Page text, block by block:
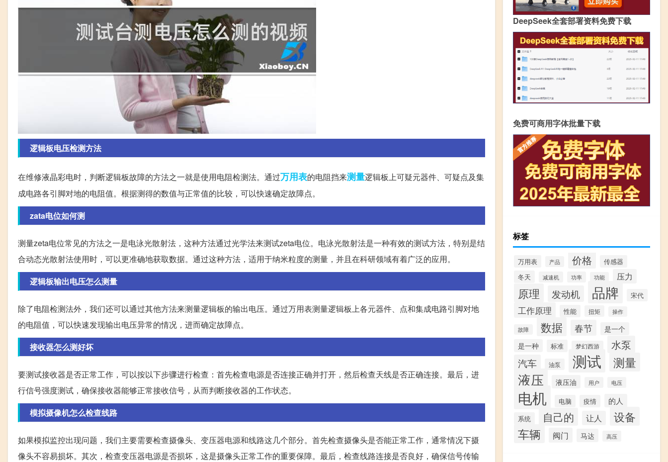
逻辑板电压检测方法
在维修液晶彩电时，判断逻辑板故障的方法之一就是使用电阻检测法。通过万用表的电阻挡来测量逻辑板上可疑元器件、可疑点及集
成电路各引脚对地的电阻值。根据测得的数值与正常值的比较，可以快速确定故障点。
zata电位如何测
测量zeta电位常见的方法之一是电泳光散射法，这种方法通过光学法来测试zeta电位。电泳光散射法是一种有效的测试方法，特别是结
合动态光散射法使用时，可以更准确地获取数据。通过这种方法，适用于纳米粒度的测量，并且在科研领域有着广泛的应用。
逻辑板输出电压怎么测量
除了电阻检测法外，我们还可以通过其他方法来测量逻辑板的输出电压。通过万用表测量逻辑板上各元器件、点和集成电路引脚对地
的电阻值，可以快速发现输出电压异常的情况，进而确定故障点。
接收器怎么测好坏
要测试接收器是否正常工作，可以按以下步骤进行检查：首先检查电源是否连接正确并打开，然后检查天线是否正确连接。最后，进
行信号强度测试，确保接收器能够正常接收信号，从而判断接收器的工作状态。
模拟摄像机怎么检查线路
如果模拟监控出现问题，我们主要需要检查摄像头、变压器电源和线路这几个部分。首先检查摄像头是否能正常工作，通常情况下摄
像头不容易损坏。其次，检查变压器电源是否损坏，这是摄像头正常工作的重要保障。最后，检查线路连接是否良好，确保信号传输
DeepSeek全套部署资料免费下载
免费可商用字体批量下载
标签
万用表 产品 价格
传感器
冬天
减速机 功率 功能 压力
原理 发动机 品牌 宋代
工作原理 性能 扭矩 操作
故障 数据 春节
是一个
是一种
标准 梦幻西游 水泵
汽车 油泵 测试 测量
液压 液压油 用户 电压
电机 电脑 疫情 的人
系统 自己的 让人
设备
车辆
阀门 马达 高压